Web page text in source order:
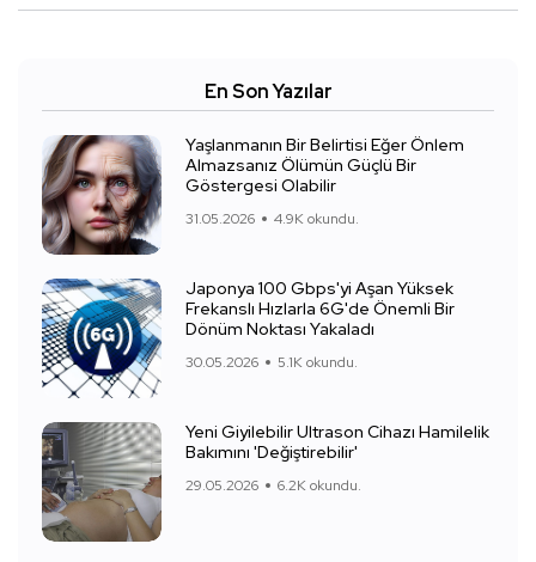
En Son Yazılar
Yaşlanmanın Bir Belirtisi Eğer Önlem
Almazsanız Ölümün Güçlü Bir
Göstergesi Olabilir
31.05.2026 4.9K okundu.
Japonya 100 Gbps'yi Aşan Yüksek
Frekanslı Hızlarla 6G'de Önemli Bir
Dönüm Noktası Yakaladı
30.05.2026 5.1K okundu.
Yeni Giyilebilir Ultrason Cihazı Hamilelik
Bakımını 'Değiştirebilir'
29.05.2026 6.2K okundu.